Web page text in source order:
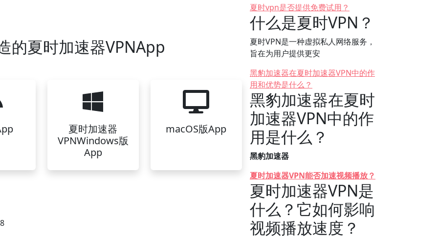
的夏时加速器VPNApp
夏时加速器
VPNWindows版
App
macOS版App
夏时vpn是否提供免费试用？
什么是夏时VPN？
夏时VPN是一种虚拟私人网络服务，
旨在为用户提供更安
黑豹加速器在夏时加速器VPN中的作
用和优势是什么？
黑豹加速器在夏时
加速器VPN中的作
用是什么？
黑豹加速器
夏时加速器VPN能否加速视频播放？
夏时加速器VPN是
什么？它如何影响
视频播放速度？